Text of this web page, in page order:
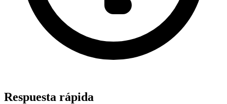
Respuesta rápida